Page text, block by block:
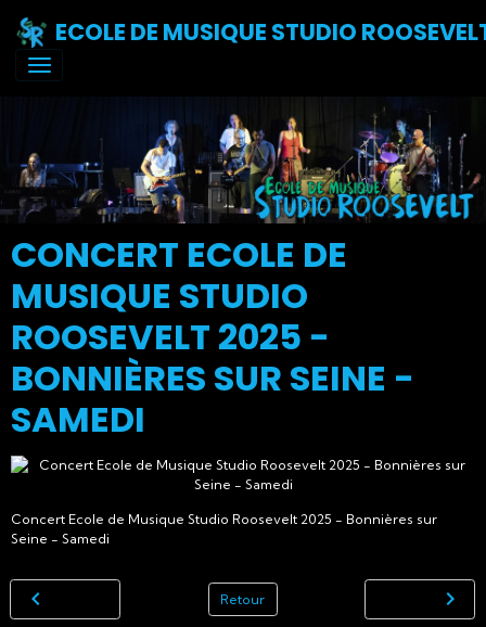
ECOLE DE MUSIQUE STUDIO
CONCERT ECOLE DE
MUSIQUE STUDIO
ROOSEVELT 2025 -
BONNIÈRES SUR SEINE -
SAMEDI
Concert Ecole de Musique Studio Roosevelt 2025 - Bonnières sur
Seine - Samedi
Retour